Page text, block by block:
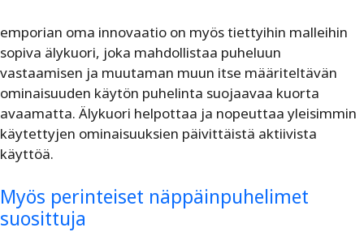
emporian oma innovaatio on myös tiettyihin malleihin
sopiva älykuori, joka mahdollistaa puheluun
vastaamisen ja muutaman muun itse määriteltävän
ominaisuuden käytön puhelinta suojaavaa kuorta
avaamatta. Älykuori helpottaa ja nopeuttaa yleisimmin
käytettyjen ominaisuuksien päivittäistä aktiivista
käyttöä.
Myös perinteiset näppäinpuhelimet
suosittuja